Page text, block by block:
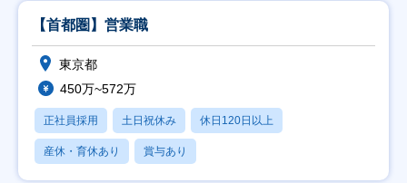
【首都圏】営業職
東京都
450万~572万
正社員採用 土日祝休み 休日120日以上
産休・育休あり 賞与あり